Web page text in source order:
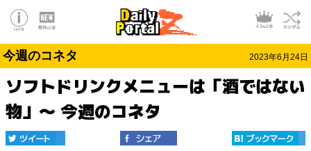
今週のコネタ 2023年6月24日
ソフトドリンクメニューは「酒ではない
物」～ 今週のコネタ